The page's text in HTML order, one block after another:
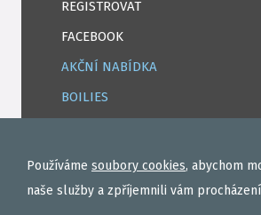
REGISTROVAT
FACEBOOK
AKČNÍ NABÍDKA
BOILIES
TEKUTÉ
OBALOVAČKY
Používáme soubory cookies, abychom
naše služby a zpříjemnili vám